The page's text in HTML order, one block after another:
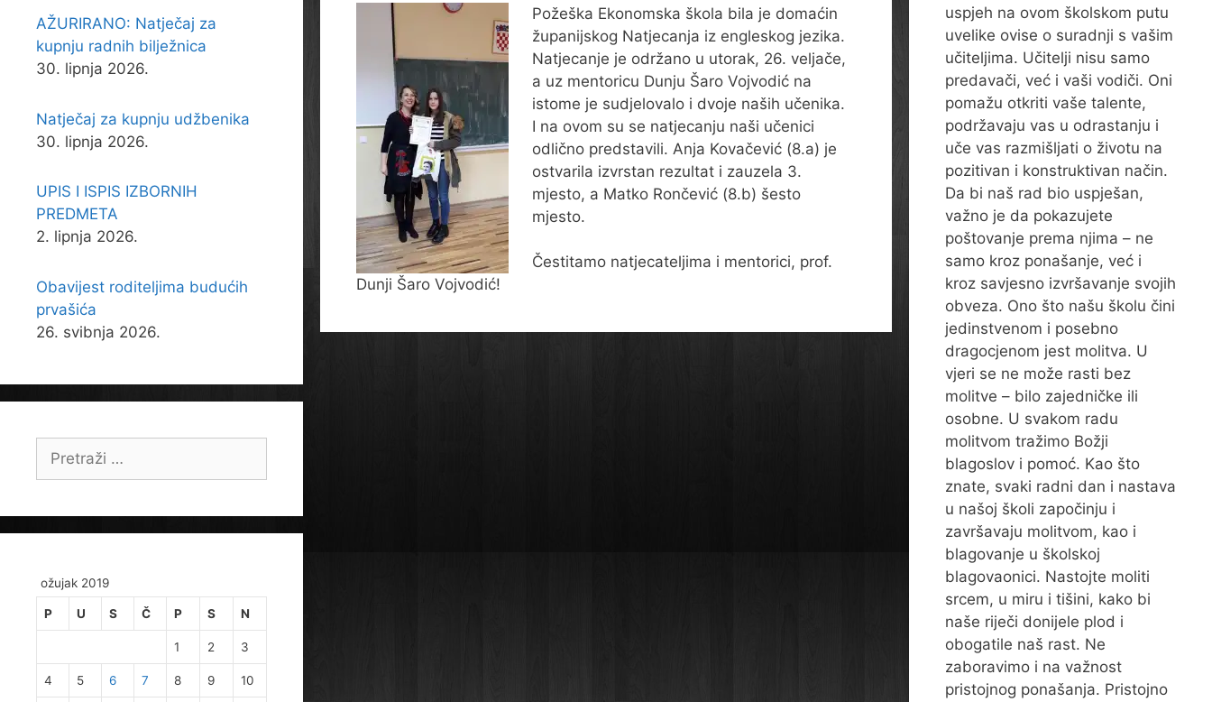
Požeška Ekonomska škola bila je domaćin
županijskog Natjecanja iz engleskog jezika.
Natjecanje je održano u utorak, 26. veljače,
a uz mentoricu Dunju Šaro Vojvodić na
istome je sudjelovalo i dvoje naših učenika.
I na ovom su se natjecanju naši učenici
odlično predstavili. Anja Kovačević (8.a) je
ostvarila izvrstan rezultat i zauzela 3.
mjesto, a Matko Rončević (8.b) šesto
mjesto.
Čestitamo natjecateljima i mentorici, prof.
Dunji Šaro Vojvodić!
AŽURIRANO: Natječaj za
kupnju radnih bilježnica
30. lipnja 2026.
Natječaj za kupnju udžbenika
30. lipnja 2026.
UPIS I ISPIS IZBORNIH
PREDMETA
2. lipnja 2026.
Obavijest roditeljima budućih
prvašića
26. svibnja 2026.
ožujak 2019
P U S Č P S N
1 2 3
4 5 6 7 8 9 10
uspjeh na ovom školskom putu
uvelike ovise o suradnji s vašim
učiteljima. Učitelji nisu samo
predavači, već i vaši vodiči. Oni
pomažu otkriti vaše talente,
podržavaju vas u odrastanju i
uče vas razmišljati o životu na
pozitivan i konstruktivan način.
Da bi naš rad bio uspješan,
važno je da pokazujete
poštovanje prema njima – ne
samo kroz ponašanje, već i
kroz savjesno izvršavanje svojih
obveza. Ono što našu školu čini
jedinstvenom i posebno
dragocjenom jest molitva. U
vjeri se ne može rasti bez
molitve – bilo zajedničke ili
osobne. U svakom radu
molitvom tražimo Božji
blagoslov i pomoć. Kao što
znate, svaki radni dan i nastava
u našoj školi započinju i
završavaju molitvom, kao i
blagovanje u školskoj
blagovaonici. Nastojte moliti
srcem, u miru i tišini, kako bi
naše riječi donijele plod i
obogatile naš rast. Ne
zaboravimo i na važnost
pristojnog ponašanja. Pristojno